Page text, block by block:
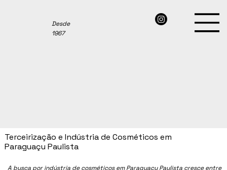
Desde
1967
A busca por indústria de cosméticos emParaguaçu Paulista cresce entre
Terceirização e Indústria de Cosméticos em
Paraguaçu Paulista